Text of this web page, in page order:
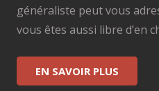
généraliste peut vous
vous êtes aussi libre d’en
EN SAVOIR PLUS